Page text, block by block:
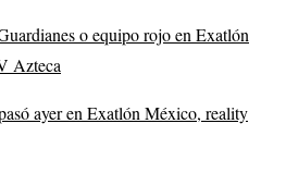
o equipo rojo en Exatlón
Azteca
ayer en Exatlón México, reality